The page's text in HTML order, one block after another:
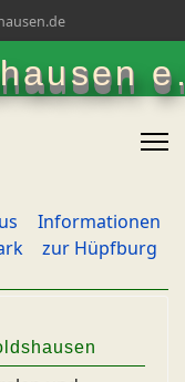
Informationen
zur Hüpfburg